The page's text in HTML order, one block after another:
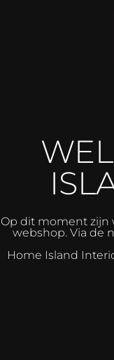
Op dit moment zijn
webshop. Via de
Home Island